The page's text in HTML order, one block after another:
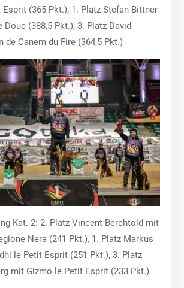
Esprit (365 Pkt.), 1. Platz Stefan Bittner
Doue (388,5 Pkt.), 3. Platz David
de Canem du Fire (364,5 Pkt.)
Kat. 2: 2. Platz Vincent Berchtold mit
Nera (241 Pkt.), 1. Platz Markus
le Petit Esprit (251 Pkt.), 3. Platz
mit Gizmo le Petit Esprit (233 Pkt.)